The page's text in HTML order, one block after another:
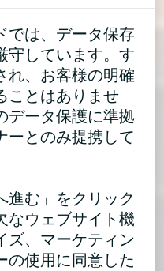
では、データ保存
守しています。す
れ、お客様の明確
ことはありませ
データ保護に準拠
ーとのみ提携して
進む」をクリック
なウェブサイト機
ズ、マーケティン
の使用に同意した